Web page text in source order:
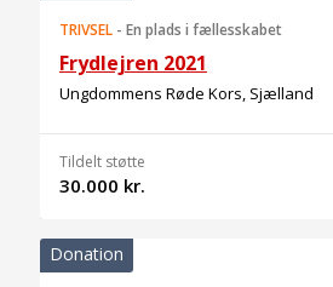
TRIVSEL - En plads i fællesskabet
Frydlejren 2021
Ungdommens Røde Kors, Sjælland
Tildelt støtte
30.000 kr.
Donation